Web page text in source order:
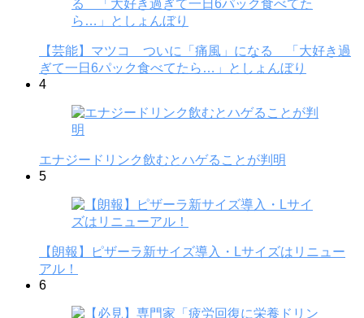
【芸能】マツコ ついに「痛風」になる 「大好き過
ぎて一日6パック食べてたら…」としょんぼり
4
エナジードリンク飲むとハゲることが判明
5
【朗報】ピザーラ新サイズ導入・Lサイズはリニュー
アル！
6